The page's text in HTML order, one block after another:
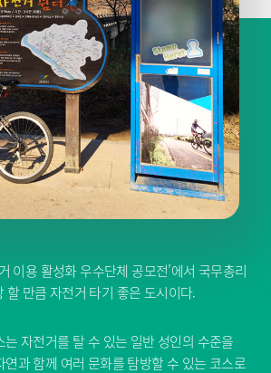
이용 활성화 우수단체 공모전’에서 국무총리
할 만큼 자전거 타기 좋은 도시이다.
는 자전거를 탈 수 있는 일반 성인의 수준을
과 함께 여러 문화를 탐방할 수 있는 코스로